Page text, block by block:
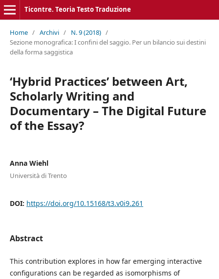
Ticontre. Teoria Testo Traduzione
Home / Archivi / N. 9 (2018) /
Sezione monografica: I confini del saggio. Per un bilancio sui destini
della forma saggistica
‘Hybrid Practices’ between Art,
Scholarly Writing and
Documentary – The Digital Future
of the Essay?
Anna Wiehl
Università di Trento
DOI: https://doi.org/10.15168/t3.v0i9.261
Abstract
This contribution explores in how far emerging interactive
configurations can be regarded as isomorphisms of